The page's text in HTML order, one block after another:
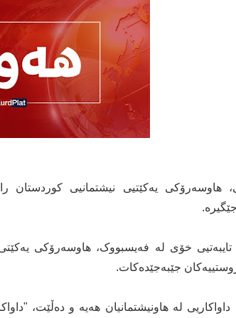
هاوسەرۆکی یەکێتیی نیشتمانیی کوردستان
خۆی لە فەیسبووک، هاوسەرۆکی
جێبەجێدەکات.
داواکاریی لە هاونیشتمانیان هەیە و دەڵێت،